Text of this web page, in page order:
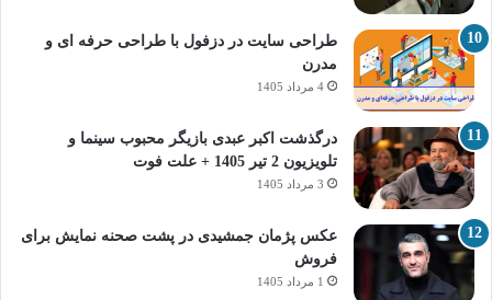
طراحی سایت در دزفول با طراحی حرفه‌ ای و
مدرن
4 مرداد 1405
درگذشت اکبر عبدی بازیگر محبوب سینما و
تلویزیون 2 تیر 1405 + علت فوت
3 مرداد 1405
عکس پژمان جمشیدی در پشت صحنه نمایش برای
فروش
1 مرداد 1405